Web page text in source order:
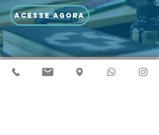
ACESSE AGORA